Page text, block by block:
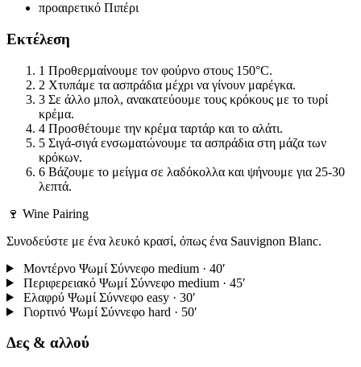
προαιρετικό Πιπέρι
Εκτέλεση
1 Προθερμαίνουμε τον φούρνο στους 150°C.
2 Χτυπάμε τα ασπράδια μέχρι να γίνουν μαρέγκα.
3 Σε άλλο μπολ, ανακατεύουμε τους κρόκους με το τυρί
κρέμα.
4 Προσθέτουμε την κρέμα ταρτάρ και το αλάτι.
5 Σιγά-σιγά ενσωματώνουμε τα ασπράδια στη μάζα των
κρόκων.
6 Βάζουμε το μείγμα σε λαδόκολλα και ψήνουμε για 25-30
λεπτά.
🍷 Wine Pairing
Συνοδεύστε με ένα λευκό κρασί, όπως ένα Sauvignon Blanc.
Μοντέρνο Ψωμί Σύννεφο medium · 40′
Περιφερειακό Ψωμί Σύννεφο medium · 45′
Ελαφρύ Ψωμί Σύννεφο easy · 30′
Γιορτινό Ψωμί Σύννεφο hard · 50′
Δες & αλλού